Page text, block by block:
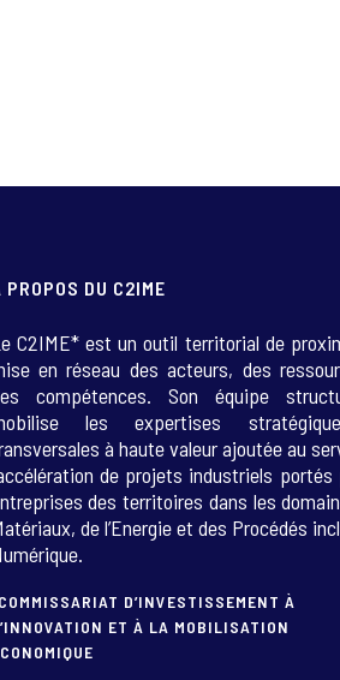
PROPOS DU C2IME
C2IME* est un outil territorial de
en réseau des acteurs, des
compétences. Son équipe
les expertises
à haute valeur ajoutée au
de projets industriels portés
des territoires dans les
de l’Energie et des Procédés
D’INVESTISSEMENT À
ET À LA MOBILISATION